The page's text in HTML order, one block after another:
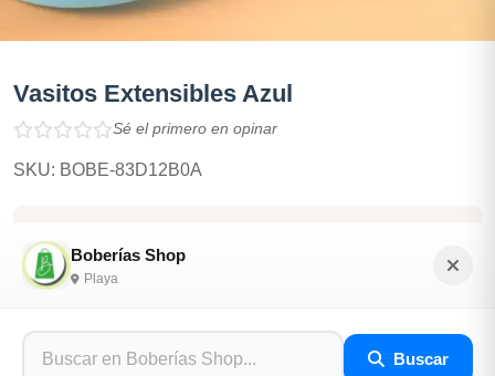
Boberías Shop
Playa
Buscar
Vasitos Extensibles Azul
Sé el primero en opinar
SKU: BOBE-83D12B0A
$1,000.00